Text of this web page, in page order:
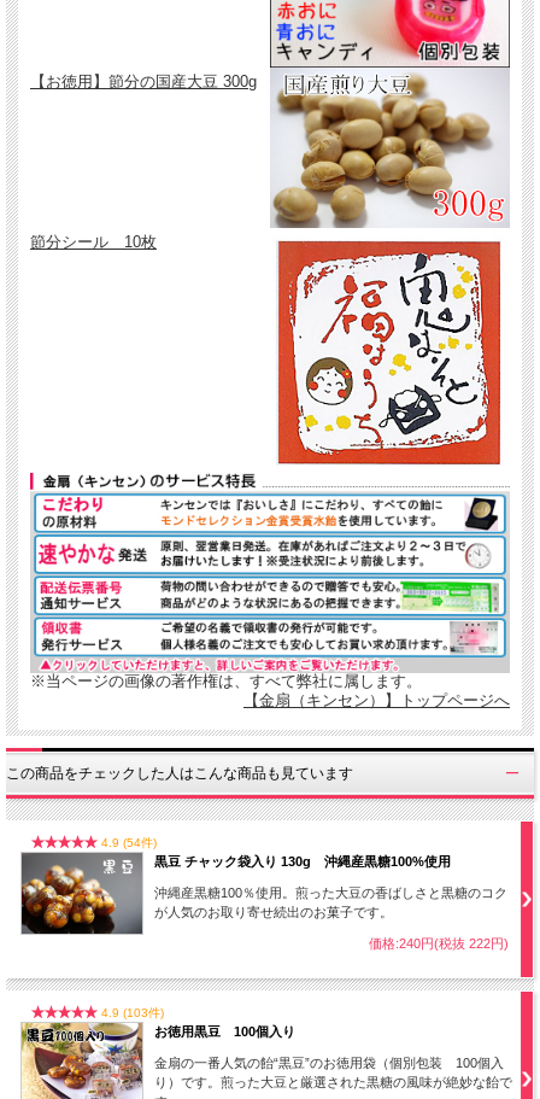
【お徳用】節分の国産大豆 300g
節分シール 10枚
※当ページの画像の著作権は、すべて弊社に属します。
【金扇（キンセン）】トップページへ
この商品をチェックした人はこんな商品も見ています
4.9 (54件)
黒豆 チャック袋入り 130g 沖縄産黒糖100%使用
沖縄産黒糖100％使用。煎った大豆の香ばしさと黒糖のコク
が人気のお取り寄せ続出のお菓子です。
価格:240円(税抜 222円)
4.9 (103件)
お徳用黒豆 100個入り
金扇の一番人気の飴“黒豆”のお徳用袋（個別包装 100個入
り）です。煎った大豆と厳選された黒糖の風味が絶妙な飴で